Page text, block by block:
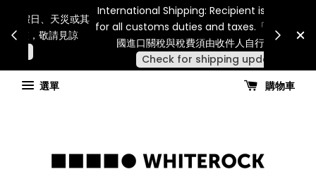
連假期間宅配服務將暫停配送。 如遇假日、天災或其
他不可抗力因素，出貨安排可能調整，敬請見諒
查看國內宅配最新公告
for all
國
選單
購物車